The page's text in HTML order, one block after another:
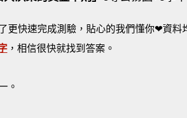
更快速完成測驗，貼心的我們懂你❤資料
，相信很快就找到答案。
。